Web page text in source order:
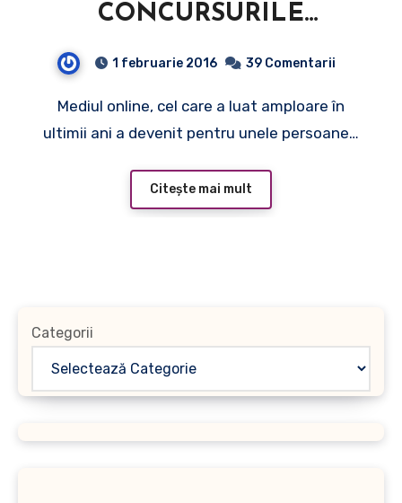
CONCURSURILE
organizate online! Allegria
VIP Card înşelătorie pe
faţă!
1 februarie 2016 39 Comentarii
Mediul online, cel care a luat amploare în
ultimii ani a devenit pentru unele persoane…
Citește mai mult
Categorii